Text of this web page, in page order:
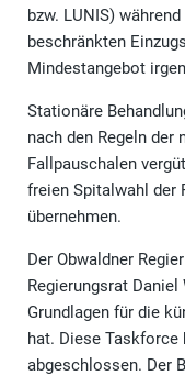
bzw. LUNIS)
beschränkten
Mindestangebot
Stationäre
nach den Regeln der
Fallpauschalen
freien Spitalwahl der
übernehmen.
Der Obwaldner
Regierungsrat
Grundlagen für die
hat. Diese
abgeschlossen. Der